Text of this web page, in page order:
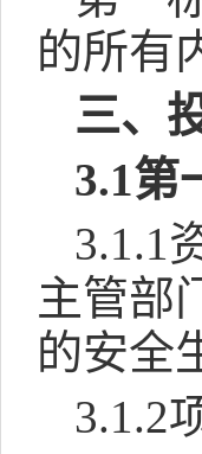
的所有
三、
3.1第
3.1.1
主管部
的安全
3.1.2